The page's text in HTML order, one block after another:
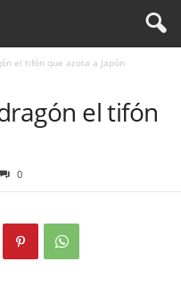
el tifón que azota a Japón
el tifón
0